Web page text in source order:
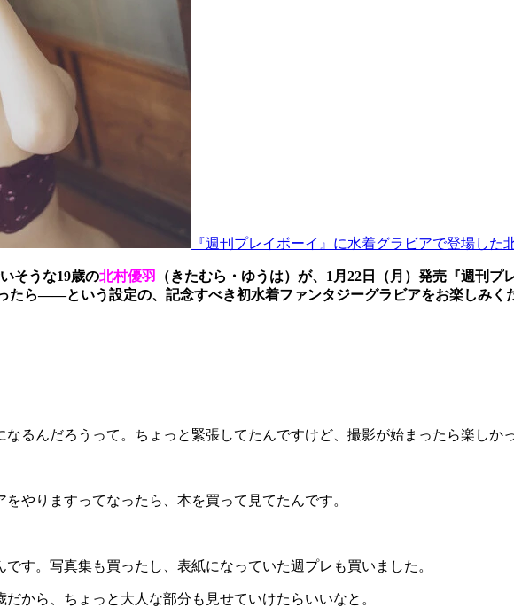
『週刊プレイボーイ』に水着グラビアで登場した
そうな19歳の北村優羽
（きたむら・ゆうは）が、1月22日（月）発売『週刊
たら――という設定の、記念すべき初水着ファンタジーグラビアをお楽しみく
んだろうって。ちょっと緊張してたんですけど、撮影が始まったら楽しかっ
やりますってなったら、本を買って見てたんです。
。写真集も買ったし、表紙になっていた週プレも買いました。
から、ちょっと大人な部分も見せていけたらいいなと。